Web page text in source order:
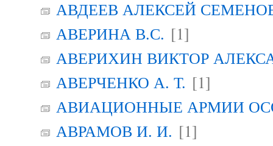
АВДЕЕВ АЛЕКСЕЙ
АВЕРИНА B.C. [1]
АВЕРИХИН ВИКТОР
АВЕРЧЕНКО А. Т. [1]
АВИАЦИОННЫЕ АРМИИ
АВРАМОВ И. И. [1]